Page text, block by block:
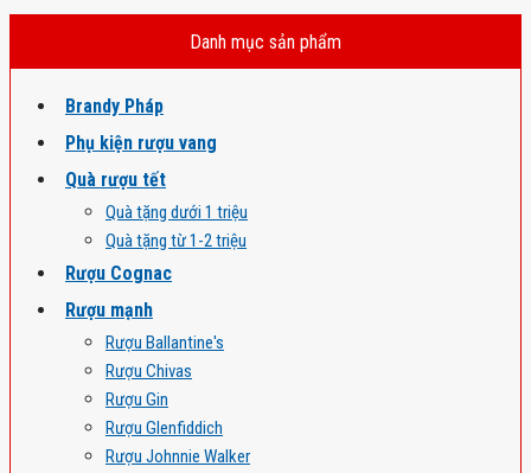
Danh mục sản phẩm
Brandy Pháp
Phụ kiện rượu vang
Quà rượu tết
Quà tặng dưới 1 triệu
Quà tặng từ 1-2 triệu
Rượu Cognac
Rượu mạnh
Rượu Ballantine's
Rượu Chivas
Rượu Gin
Rượu Glenfiddich
Rượu Johnnie Walker